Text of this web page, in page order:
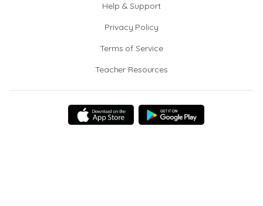
Help & Support
Privacy Policy
Terms of Service
Teacher Resources